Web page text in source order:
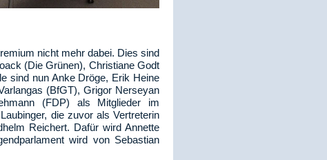
nicht mehr dabei. Dies sind
(Die Grünen), Christiane Godt
sind nun Anke Dröge, Erik Heine
(BfGT), Grigor Nerseyan
(FDP) als Mitglieder im
die zuvor als Vertreterin
Reichert. Dafür wird Annette
wird von Sebastian